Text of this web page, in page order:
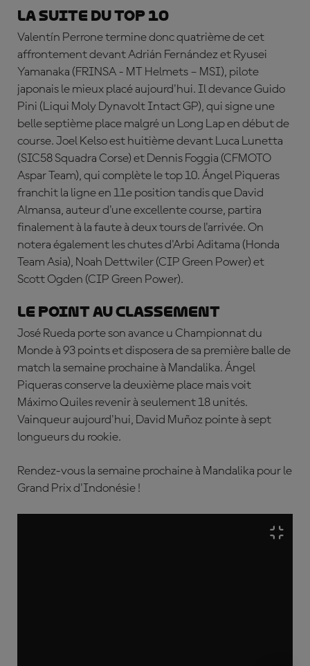
La suite du top 10
Valentín Perrone termine donc quatrième de cet
affrontement devant Adrián Fernández et Ryusei
Yamanaka (FRINSA - MT Helmets – MSI), pilote
japonais le mieux placé aujourd'hui. Il devance Guido
Pini (Liqui Moly Dynavolt Intact GP), qui signe une
belle septième place malgré un Long Lap en début de
course. Joel Kelso est huitième devant Luca Lunetta
(SIC58 Squadra Corse) et Dennis Foggia (CFMOTO
Aspar Team), qui complète le top 10. Ángel Piqueras
franchit la ligne en 11e position tandis que David
Almansa, auteur d'une excellente course, partira
finalement à la faute à deux tours de l'arrivée. On
notera également les chutes d'Arbi Aditama (Honda
Team Asia), Noah Dettwiler (CIP Green Power) et
Scott Ogden (CIP Green Power).
Le point au classement
José Rueda porte son avance u Championnat du
Monde à 93 points et disposera de sa première balle de
match la semaine prochaine à Mandalika. Ángel
Piqueras conserve la deuxième place mais voit
Máximo Quiles revenir à seulement 18 unités.
Vainqueur aujourd'hui, David Muñoz pointe à sept
longueurs du rookie.
Rendez-vous la semaine prochaine à Mandalika pour le
Grand Prix d'Indonésie !